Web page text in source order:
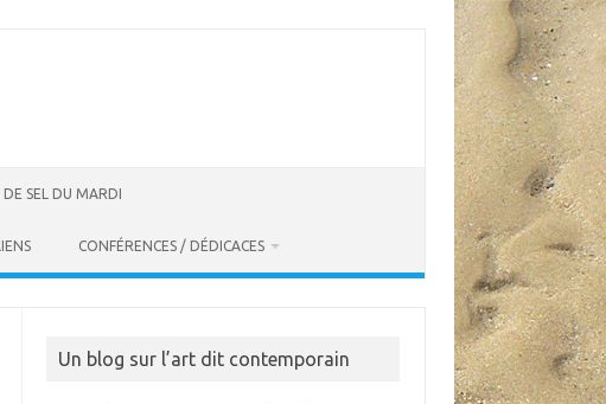
DE SEL DU MARDI
CONFÉRENCES / DÉDICACES
Un blog sur l’art dit contemporain